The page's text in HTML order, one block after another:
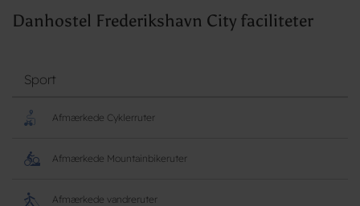
Danhostel Frederikshavn City faciliteter
Sport
Afmærkede Cyklerruter
Afmærkede Mountainbikeruter
Afmærkede vandreruter